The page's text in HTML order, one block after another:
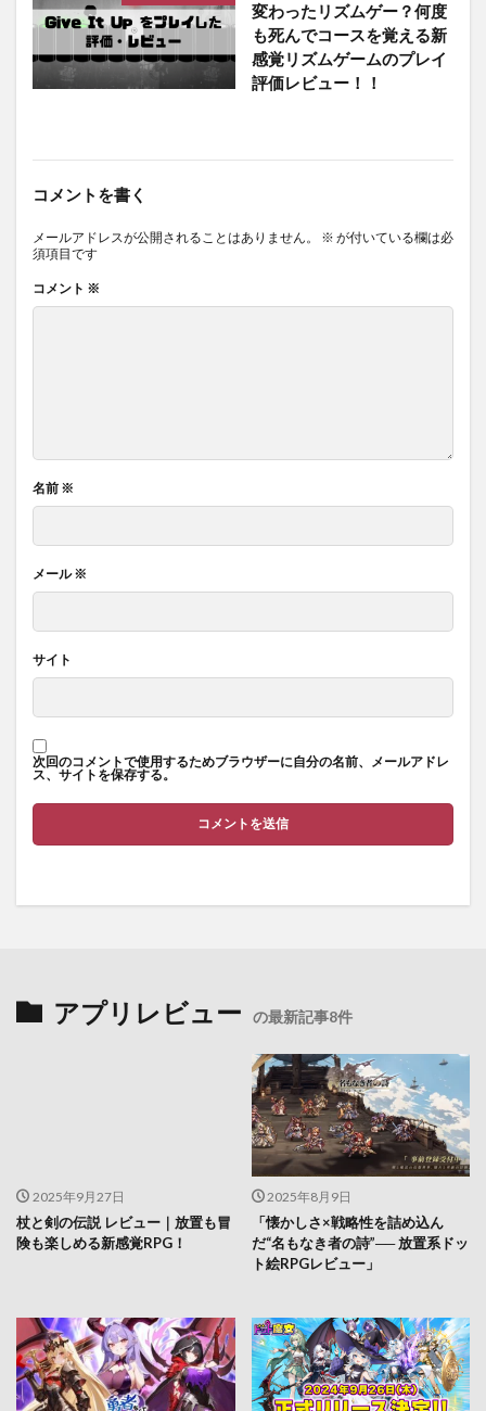
変わったリズムゲー？何度
も死んでコースを覚える新
感覚リズムゲームのプレイ
評価レビュー！！
コメントを書く
メールアドレスが公開されることはありません。 ※ が付いている欄は必
須項目です
コメント ※
名前 ※
メール※
サイト
次回のコメントで使用するためブラウザーに自分の名前、メールアドレ
ス、サイトを保存する。
アプリレビュー の最新記事8件
2025年9月27日
杖と剣の伝説 レビュー｜放置も冒
険も楽しめる新感覚RPG！
2025年8月9日
「懐かしさ×戦略性を詰め込ん
だ“名もなき者の詩”── 放置系ドッ
ト絵RPGレビュー」